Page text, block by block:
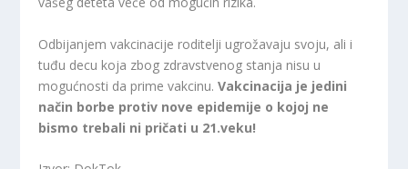
Odbijanjem vakcinacije roditelji ugrožavaju svoju, ali i
tuđu decu koja zbog zdravstvenog stanja nisu u
mogućnosti da prime vakcinu.Vakcinacija je jedini
način borbe protiv nove epidemije o kojoj ne
bismo trebali ni pričati u 21.veku!